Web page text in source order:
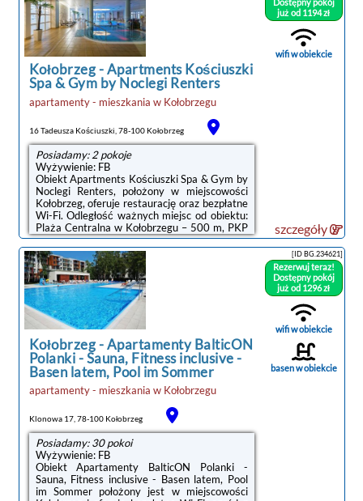
noclegi Kołobrzeg
Kołobrzeg-Apartments Kościuszki
Spa & Gym by Noclegi Renters
apartamenty - mieszkania w Kołobrzegu
16 Tadeusza Kościuszki, 78-100 Kołobrzeg
Posiadamy: 2 pokoje
Wyżywienie: FB
Obiekt Apartments Kościuszki Spa & Gym by
Noclegi Renters, położony w miejscowości
Kołobrzeg, oferuje restaurację oraz bezpłatne
Wi-Fi. Odległość ważnych miejsc od obiektu:
Plaża Centralna w Kołobrzegu – 500 m, PKP
Kołobrzeg – 1,3 km.Każda opcja
zakwaterowania ma balkon i wyposażona jest
w telewizor z płaskim ekranem oraz pralkę.
We wszystkich opcjach znajduje się kuchnia z
pełnym wyposażeniem, w tym lodówką, jak
również część wypoczynkowa z rozkładaną
sofą oraz prywatna łazienka z prysznicem i
bezpłatnym zestawem kosmetyków.
Wyposażenie obejmuje również ...
już od 1194 zł
wifi w obiekcie
szczegóły
Kołobrzeg-Apartamenty BalticON
Polanki - Sauna, Fitness inclusive -
Basen latem, Pool im Sommer
apartamenty - mieszkania w Kołobrzegu
Klonowa 17, 78-100 Kołobrzeg
Posiadamy: 30 pokoi
Wyżywienie: FB
Obiekt Apartamenty BalticON Polanki -
Sauna, Fitness inclusive - Basen latem, Pool
im Sommer położony jest w miejscowości
[ID BG.234621]
Rezerwuj teraz!
Dostępny pokój
już od 1296 zł
wifi w obiekcie
basen w obiekcie